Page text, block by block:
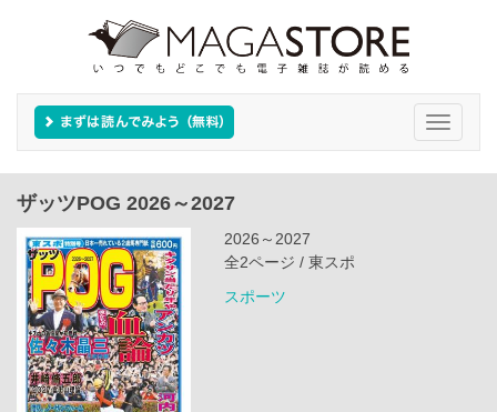
Toggle
ザッツPOG 2026～2027
2026～2027
全2ページ / 東スポ
スポーツ